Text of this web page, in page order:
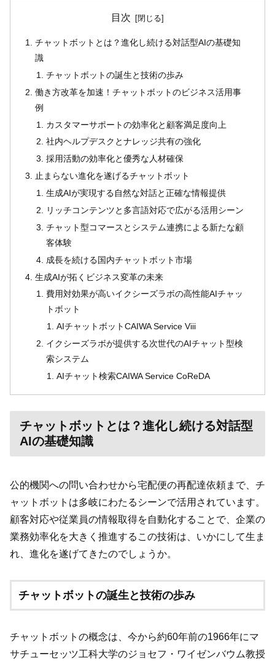
目次
チャットボットとは？進化し続ける対話型AIの基礎知
識
チャットボットの誕生と技術の歩み
働き方改革を加速！チャットボットのビジネス活用事
例
カスタマーサポートの効率化と顧客満足度向上
社内ヘルプデスクとナレッジ共有の強化
採用活動の効率化と優秀な人材確保
止まらない進化を遂げるチャットボット
生成AIが実現する自然な対話と正確な情報提供
リッチコンテンツと多言語対応で広がる活用シーン
チャット型コマースとシステム連携による新たな顧
客体験
成長を続ける国内チャットボット市場
生成AIが拓くビジネス変革の未来
費用対効果が高いイクシーズラボの高性能AIチャッ
トボット
AIチャットボットCAIWA Service Viii
イクシーズラボが提供する次世代のAIチャット型検
索システム
AIチャット検索CAIWA Service CoReDA
チャットボットとは？進化し続ける対話型
AIの基礎知識
公的機関への問い合わせから宅配便の再配達依頼まで、チ
ャットボットは多岐にわたるシーンで活用されています。
顧客対応や従業員の情報取得を自動化することで、企業の
業務効率化を大きく推進するこの技術は、いかにして生ま
れ、進化を遂げてきたのでしょうか。
チャットボットの誕生と技術の歩み
チャットボットの概念は、今から約60年前の1966年にマ
サチューセッツ工科大学のジョセフ・ワイゼンバウム教授